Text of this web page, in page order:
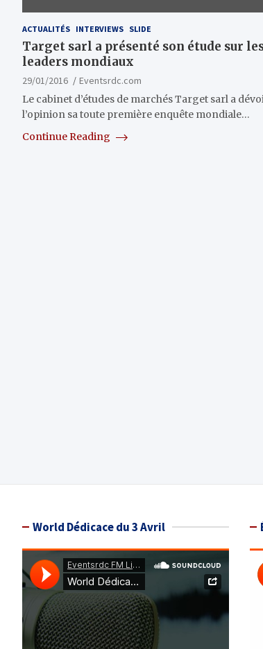
ACTUALITÉS INTERVIEWS SLIDE
Target sarl a présenté son étude sur
leaders mondiaux
29/01/2016
Eventsrdc.com
Le cabinet d’études de marchés Target sarl a
l’opinion sa toute première enquête mondiale…
Continue Reading
World Dédicace du 3 Avril